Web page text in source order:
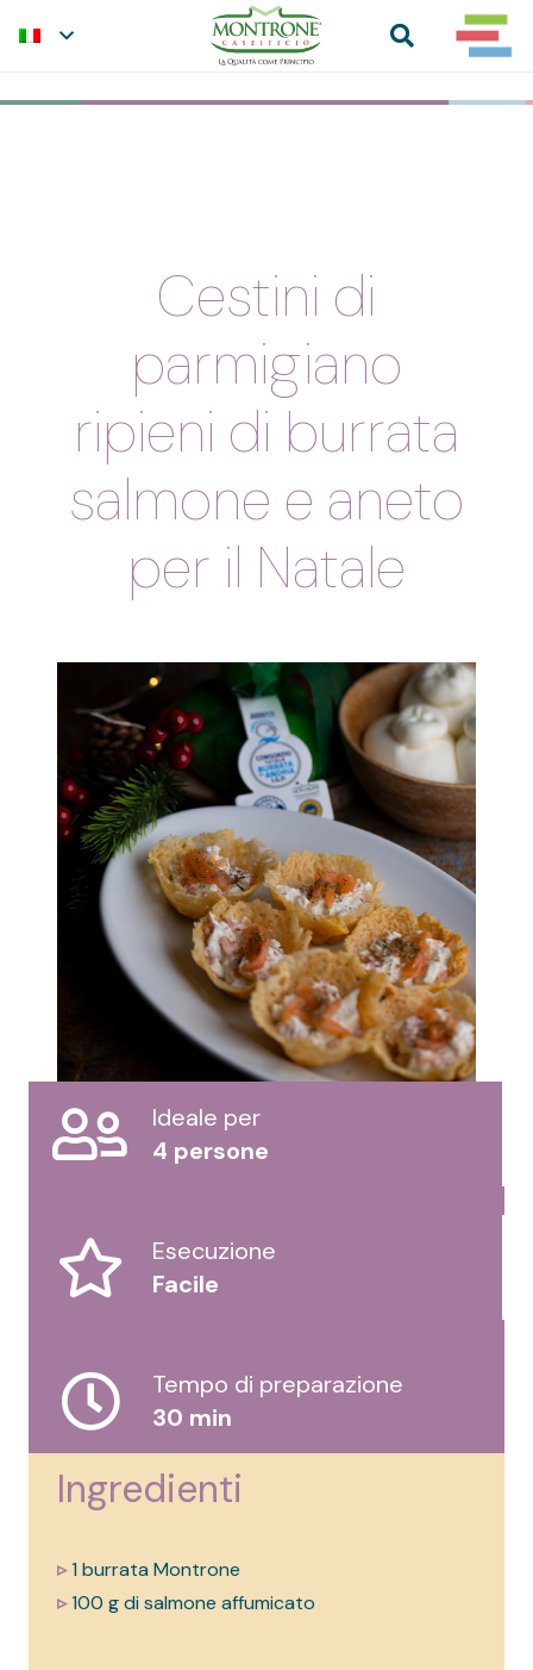
Cestini di
parmigiano
ripieni di burrata
salmone e aneto
per il Natale
Ideale per
4 persone
Esecuzione
Facile
Tempo di preparazione
30 min
Ingredienti
▹1 burrata Montrone
▹100 g di salmone affumicato